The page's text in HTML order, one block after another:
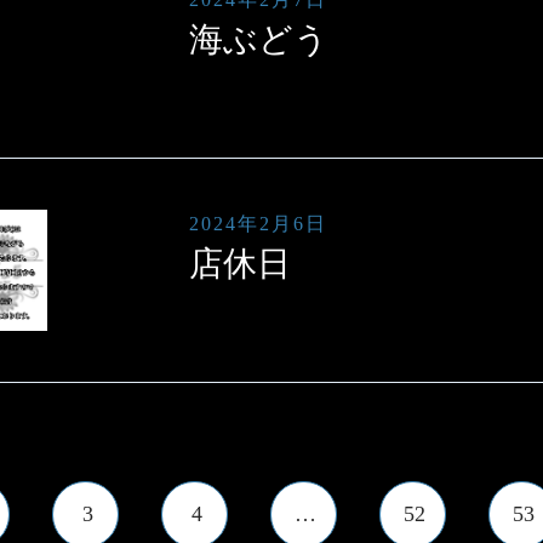
海ぶどう
2024年2月6日
店休日
3 4 … 52 53